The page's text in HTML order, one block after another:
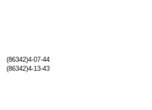
(86342)4-07-44
(86342)4-13-43